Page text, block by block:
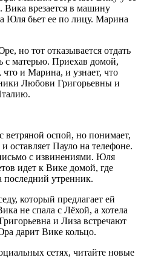
врезается в машину
Юля бьет ее по лицу. Марина
но тот отказывается отдать
с матерью. Приехав домой,
и Марина, и узнает, что
Любови Григорьевны и
ветряной оспой, но понимает,
оставляет Пауло на телефоне.
с извинениями. Юля
идет к Вике домой, где
утренник.
который предлагает ей
не спала с Лёхой, а хотела
и Лиза встречают
дарит Вике кольцо.
сетях, читайте новые